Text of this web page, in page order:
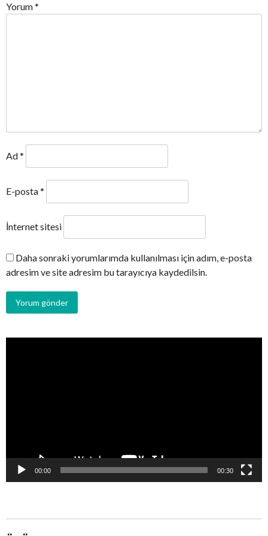
Yorum*
Ad*
E-posta*
İnternet sitesi
Daha sonraki yorumlarımda kullanılması için adım, e-posta
adresim ve site adresim bu tarayıcıya kaydedilsin.
00:00 00:30